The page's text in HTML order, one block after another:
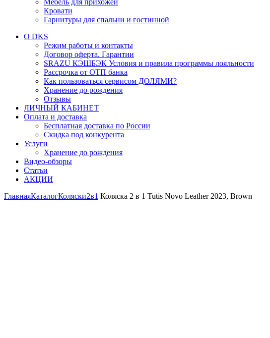
Мебель для прихожей
Кровати
Гарнитуры для спальни и гостинной
О DKS
Режим работы и контакты
Договор оферта. Гарантии
SRAZU КЭШБЭК Условия и правила программы лояльности
Рассрочка от ОТП банка
Как пользоваться сервисом ДОЛЯМИ?
Хранение до рождения
Отзывы
ЛИЧНЫЙ КАБИНЕТ
Оплата и доставка
Бесплатная доставка по России
Скидка под конкурента
Услуги
Хранение до рождения
Видео-обзоры
Статьи
АКЦИИ
ГлавнаяКаталогКоляски2в1 Коляска 2 в 1 Tutis Novo Leather 2023, Brown